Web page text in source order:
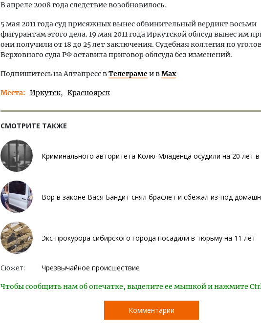
В апреле 2008 года следствие возобновилось.
5 мая 2011 года суд присяжных вынес обвинительный вердикт восьми
фигурантам этого дела. 19 мая 2011 года Иркутской облсуд вынес им
они получили от 18 до 25 лет заключения. Судебная коллегия по
Верховного суда РФ оставила приговор облсуда без изменений.
Подпишитесь на Алтапресс вТелеграмеи вMax
Места Иркутск Красноярск
СМОТРИТЕ ТАКЖЕ
Криминального авторитета Колю-Младенца осудили на 20 лет в
Вор в законе Вася Бандит снял браслет и сбежал из-под
Экс-прокурора сибирского города посадили в тюрьму на 11 лет
Сюжет: Чрезвычайное происшествие
Чтобы сообщить нам об опечатке, выделите ее мышкой и нажмите
Комментарии